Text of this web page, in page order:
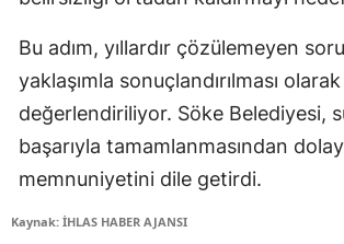
Bu adım, yıllardır çözülemeyen
yaklaşımla sonuçlandırılması olarak
değerlendiriliyor. Söke Belediyesi,
başarıyla tamamlanmasından
memnuniyetini dile getirdi.
Kaynak: İHLAS HABER AJANSI